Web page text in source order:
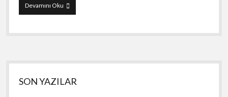
Devamını OkuTVOut
Genie!
Yan
Menü
SON YAZILAR